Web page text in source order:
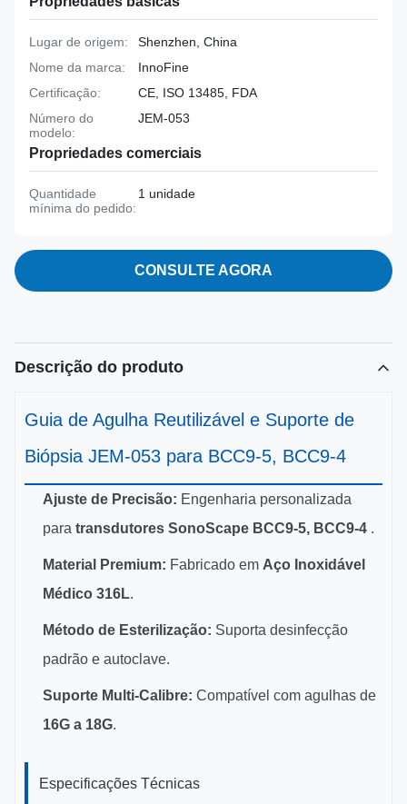
Lugar de origem:
Shenzhen, China
Nome da marca:
InnoFine
Certificação:
CE, ISO 13485, FDA
Número do
modelo:
JEM-053
Propriedades comerciais
Quantidade
mínima do pedido:
1 unidade
CONSULTE AGORA
Descrição do produto
Guia de Agulha Reutilizável e Suporte de
Biópsia JEM-053 para BCC9-5, BCC9-4
Ajuste de Precisão: Engenharia personalizada
para transdutores SonoScape BCC9-5, BCC9-4 .
Material Premium: Fabricado em Aço Inoxidável
Médico 316L.
Método de Esterilização: Suporta desinfecção
padrão e autoclave.
Suporte Multi-Calibre: Compatível com agulhas de
16G a 18G.
Especificações Técnicas